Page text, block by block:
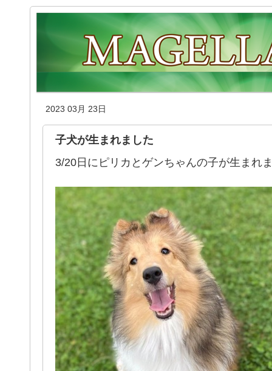
2023 03月 23日
子犬が生まれました
3/20日にピリカとゲンちゃんの子が生まれ